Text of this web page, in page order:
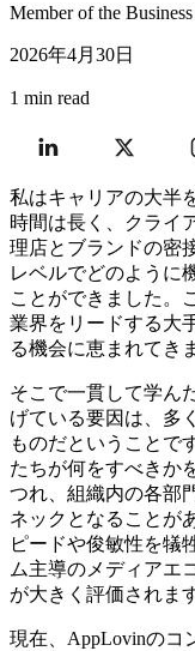
Member of the
2026年4月30日
1 min read
私はキャリアの大半
時間は長く、クライ
理店とブランドの密
レベルでどのように
ことができました。
業界をリードする大
る機会に恵まれてき
そこで一貫して学ん
げている要因は、多
ものだということで
たちが何をすべきか
つれ、組織内の各部
ネックとなることが
ピードや俊敏性を犠
ム主導のメディアエ
が大きく評価されま
現在、AppLovinのコ